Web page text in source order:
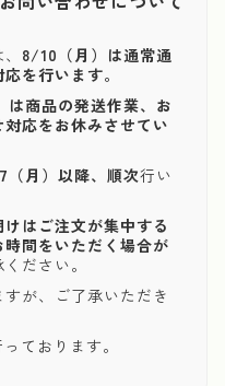
8/10（月）は通常通
を行います。
商品の発送作業、お
応をお休みさせてい
（月）以降、順次行い
はご注文が集中する
間をいただく場合が
ださい。
が、ご了承いただき
ております。